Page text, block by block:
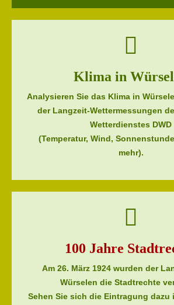
Klima in
Analysieren Sie das Klima in
der Langzeit-Wettermessungen
Wetterdienstes DWD
(Temperatur, Wind,
mehr).
100 Jahre
Am 26. März 1924 wurden der
Würselen die Stadtrechte
Sehen Sie sich die Eintragung dazu